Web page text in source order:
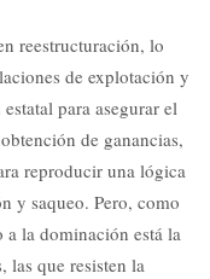
reestructuración, lo
de explotación y
para asegurar el
de ganancias,
reproducir una lógica
y saqueo. Pero, como
la dominación está la
las que resisten la